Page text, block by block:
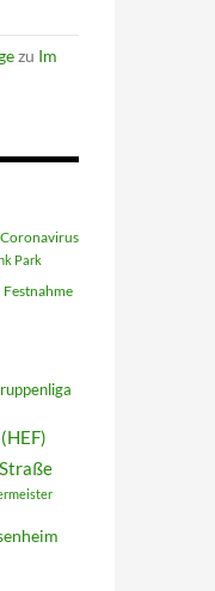
zu Im
Coronavirus
Park
Festnahme